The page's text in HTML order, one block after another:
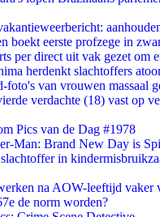
boekt eerste profzege in
per direct uit vak gezet om
herdenkt slachtoffers
foto's van vrouwen massaal
verdachte (18) vast op
Pics van de Dag #1978
Man: Brand New Day is
in
na AOW-leeftijd vaker
de norm worden?